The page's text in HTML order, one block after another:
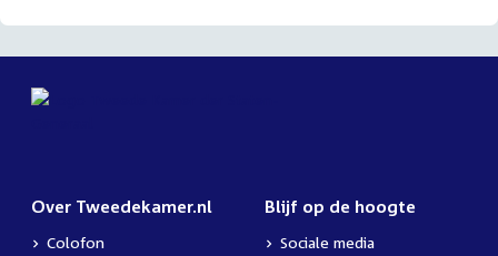
Over Tweedekamer.nl
Colofon
Blijf op de hoogte
Sociale media